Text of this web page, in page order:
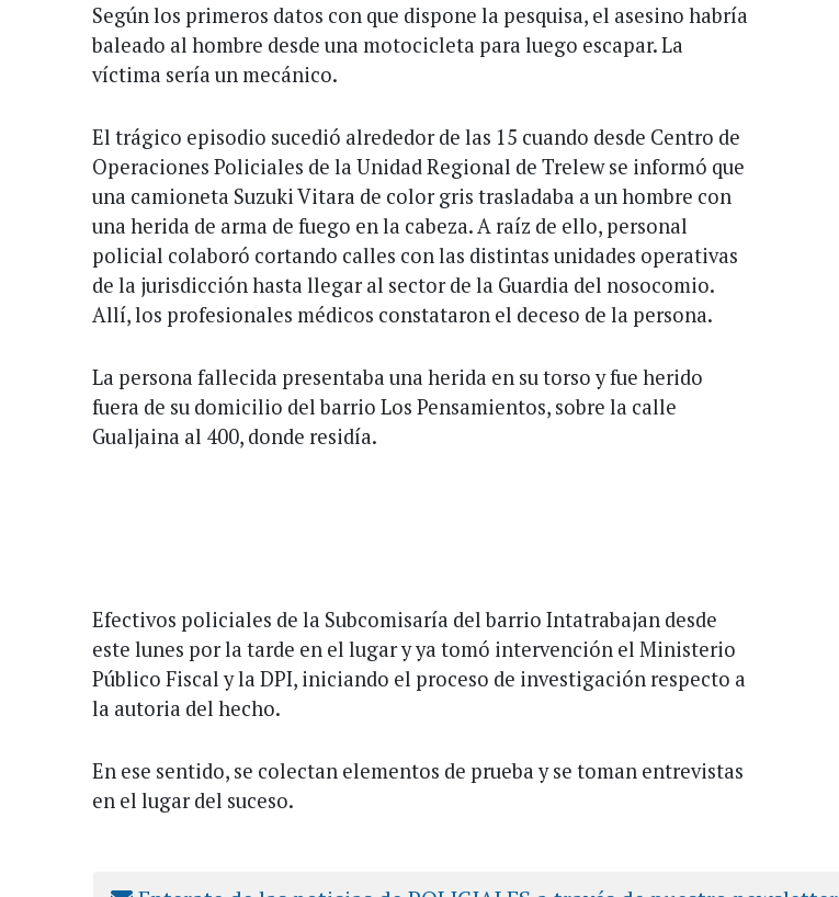
Según los primeros datos con que dispone la pesquisa, el asesino habría
baleado al hombre desde una motocicleta para luego escapar. La
víctima sería un mecánico.
El trágico episodio sucedió alrededor de las 15 cuando desde Centro de
Operaciones Policiales de la Unidad Regional de Trelew se informó que
una camioneta Suzuki Vitara de color gris trasladaba a un hombre con
una herida de arma de fuego en la cabeza. A raíz de ello, personal
policial colaboró cortando calles con las distintas unidades operativas
de la jurisdicción hasta llegar al sector de la Guardia del nosocomio.
Allí, los profesionales médicos constataron el deceso de la persona.
La persona fallecida presentaba una herida en su torso y fue herido
fuera de su domicilio del barrio Los Pensamientos, sobre la calle
Gualjaina al 400, donde residía.
Efectivos policiales de la Subcomisaría del barrio Intatrabajan desde
este lunes por la tarde en el lugar y ya tomó intervención el Ministerio
Público Fiscal y la DPI, iniciando el proceso de investigación respecto a
la autoria del hecho.
En ese sentido, se colectan elementos de prueba y se toman entrevistas
en el lugar del suceso.